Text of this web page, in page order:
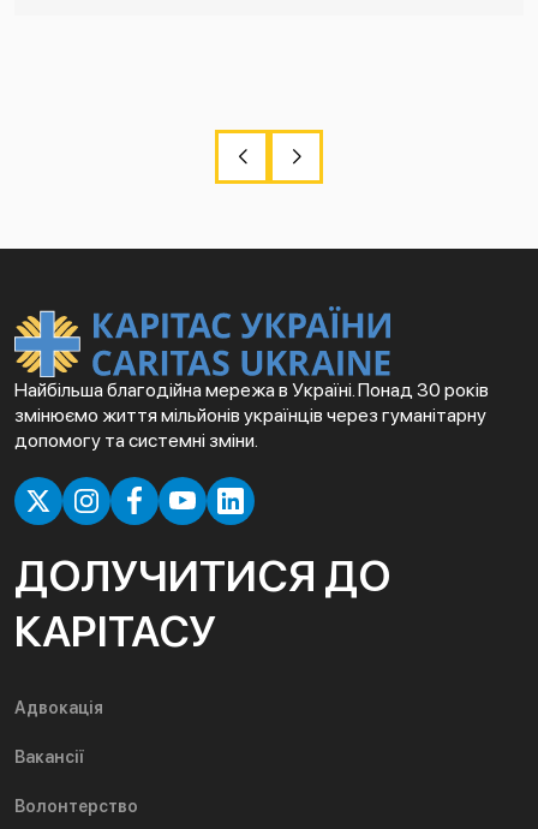
Найбільша благодійна мережа в Україні. Понад 30 років
змінюємо життя мільйонів українців через гуманітарну
допомогу та системні зміни.
ДОЛУЧИТИСЯ ДО
КАРІТАСУ
Адвокація
Вакансії
Волонтерство